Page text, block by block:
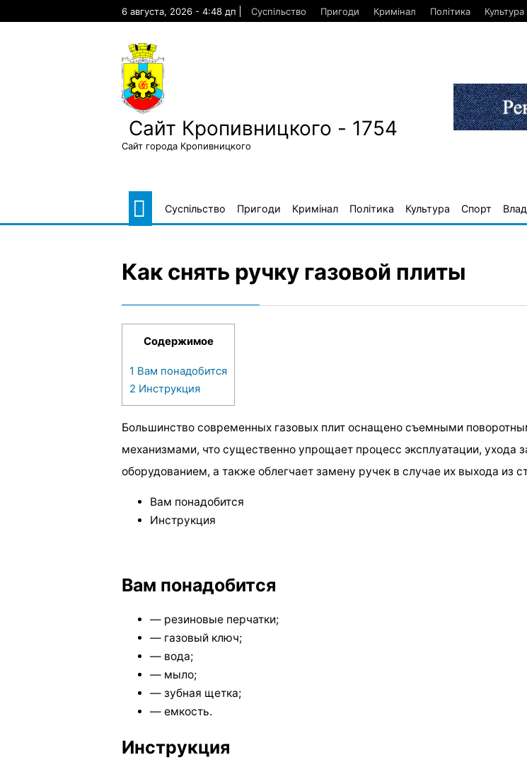
6 августа, 2026 - 4:48 дп Суспільство Пригоди Кримінал Політика Культура
Сайт Кропивницкого - 1754
Сайт города Кропивницкого
Суспільство Пригоди Кримінал Політика Культура Спорт
Как снять ручку газовой плиты
Содержимое
1 Вам понадобится
2 Инструкция
Большинство современных газовых плит оснащено съемными
механизмами, что существенно упрощает процесс эксплуатации, ухода
оборудованием, а также облегчает замену ручек в случае их выхода из
Вам понадобится
Инструкция
Вам понадобится
— резиновые перчатки;
— газовый ключ;
— вода;
— мыло;
— зубная щетка;
— емкость.
Инструкция